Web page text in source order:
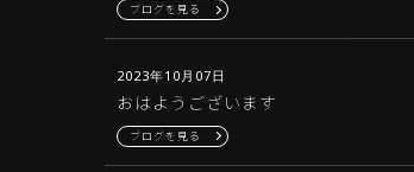
ブログを見る
2023年10月07日
おはようございます
ブログを見る